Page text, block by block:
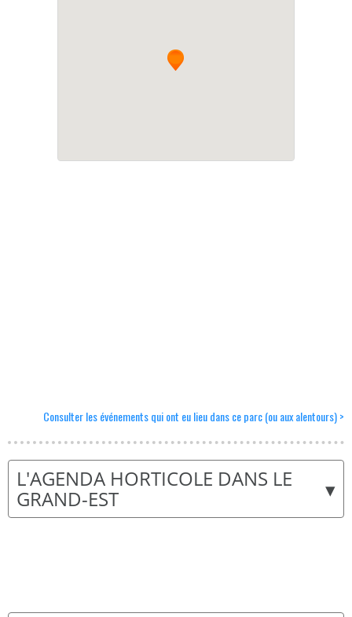
Consulter les événements qui ont eu lieu dans ce parc (ou aux alentours) >
▾
L'AGENDA HORTICOLE DANS LE
GRAND-EST